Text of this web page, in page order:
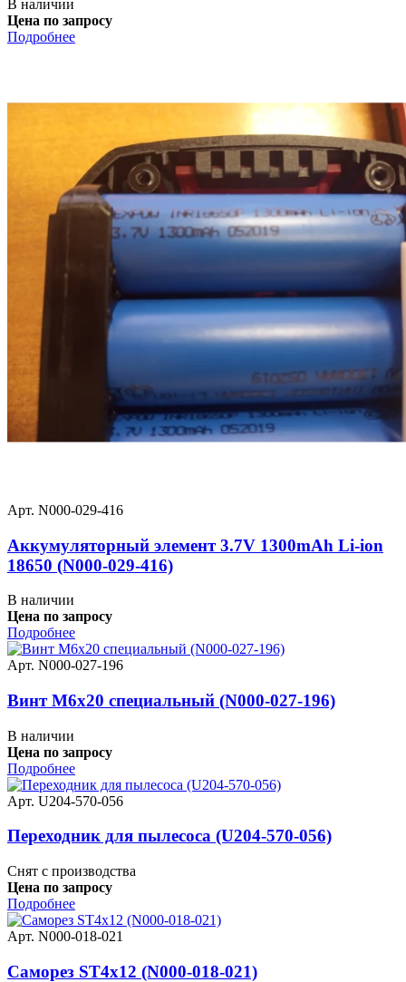
В наличии
Цена по запросу
Подробнее
Арт. N000-029-416
Аккумуляторный элемент 3.7V 1300mAh Li-ion
18650 (N000-029-416)
В наличии
Цена по запросу
Подробнее
Арт. N000-027-196
Винт M6x20 специальный (N000-027-196)
В наличии
Цена по запросу
Подробнее
Арт. U204-570-056
Переходник для пылесоса (U204-570-056)
Снят с производства
Цена по запросу
Подробнее
Арт. N000-018-021
Саморез ST4x12 (N000-018-021)